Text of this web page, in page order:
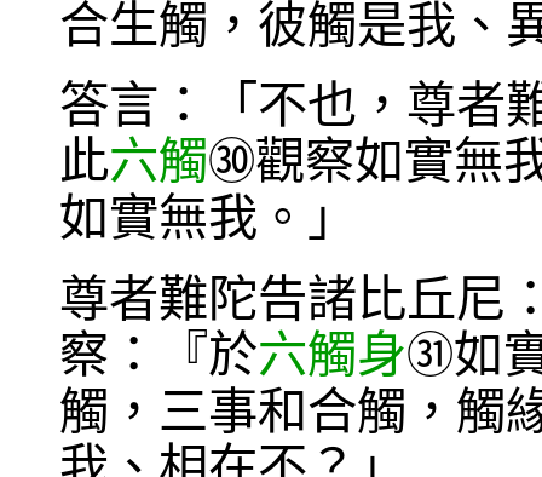
合生觸，彼觸是我、
答言：「不也，尊者
此六觸㉚觀察如實無
如實無我。」
尊者難陀告諸比丘尼
察：『於六觸身㉛如
觸，三事和合觸，觸